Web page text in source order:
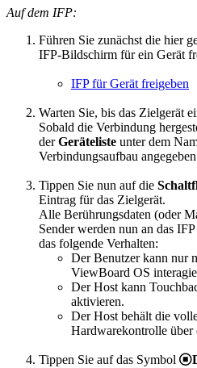
Auf dem IFP:
Führen Sie zunächst die hier
IFP-Bildschirm für ein Gerät
IFP für Gerät freigeben
Warten Sie, bis das Zielgerät
Sobald die Verbindung
derGeräteliste unter dem
Verbindungsaufbau
Tippen Sie nun auf die
Eintrag für das Zielgerät.
Alle Berührungsdaten (oder
Sender werden nun an das
das folgende Verhalten:
Der Benutzer kann nur
ViewBoard OS
Der Host kann
aktivieren.
Der Host behält die
Hardwarekontrolle über
Tippen Sie auf das Symbol